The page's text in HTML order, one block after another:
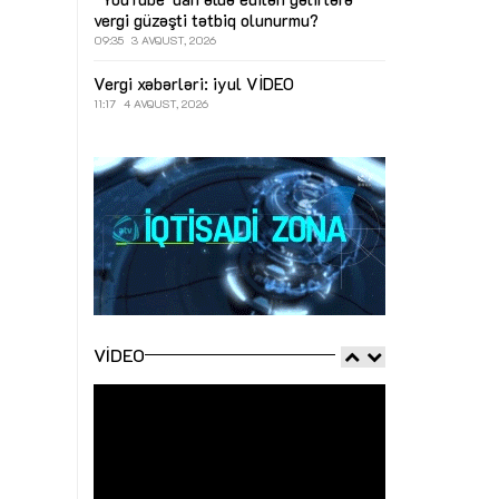
vergi güzəşti tətbiq olunurmu?
09:35 3 AVQUST, 2026
Vergi xəbərləri: iyul VİDEO
11:17 4 AVQUST, 2026
VIDEO